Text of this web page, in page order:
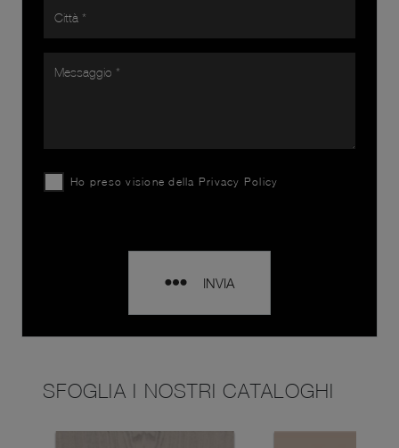
Ho preso visione della Privacy Policy
INVIA
SFOGLIA I NOSTRI CATALOGHI